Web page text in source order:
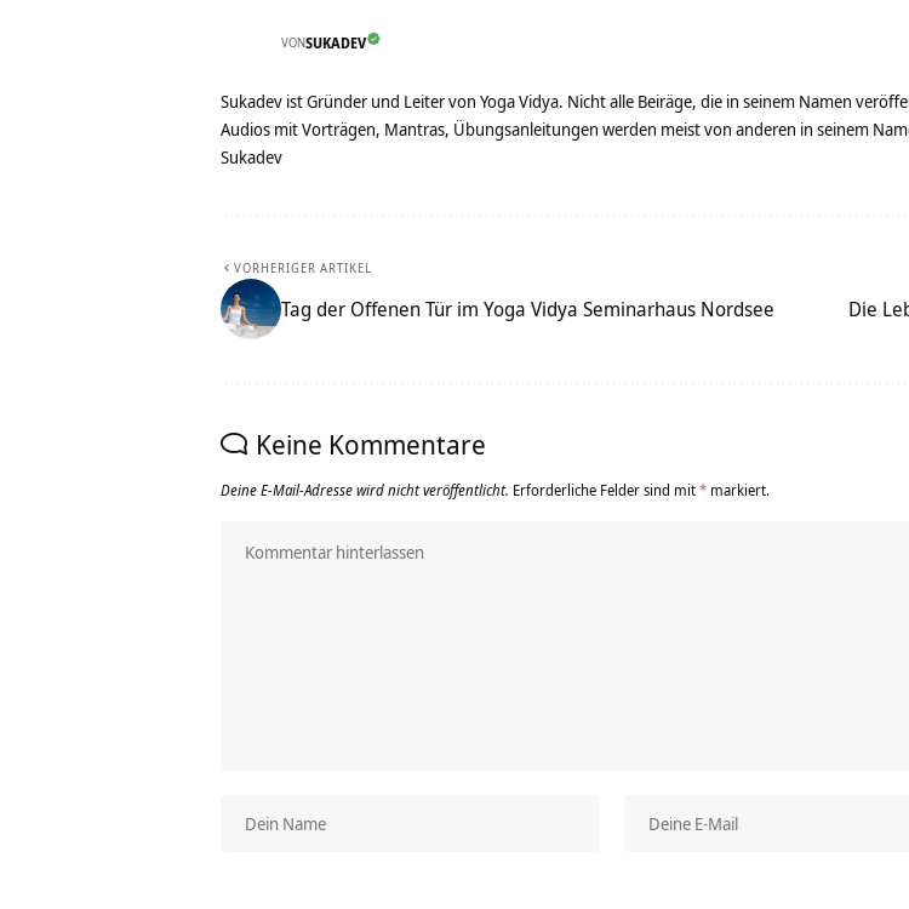
VONSUKADEV
Sukadev ist Gründer und Leiter von Yoga Vidya. Nicht alle Beiräge, die in seinem Namen
Audios mit Vorträgen, Mantras, Übungsanleitungen werden meist von anderen in seinem
Sukadev
VORHERIGER ARTIKEL
Tag der Offenen Tür im Yoga Vidya Seminarhaus Nordsee Die
Keine Kommentare
Deine E-Mail-Adresse wird nicht veröffentlicht. Erforderliche Felder sind mit* markiert.